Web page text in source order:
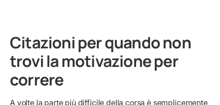
Citazioni per quando non
trovi la motivazione per
correre
A volte la parte più difficile della corsa è semplicemente